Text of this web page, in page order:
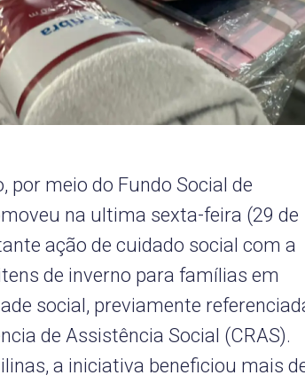
por meio do Fundo Social de
na ultima sexta-feira (29 de
ação de cuidado social com a
de inverno para famílias em
social, previamente
de Assistência Social (CRAS).
a iniciativa beneficiou mais